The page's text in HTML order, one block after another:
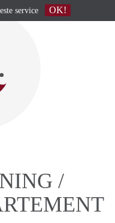
/
service OK!